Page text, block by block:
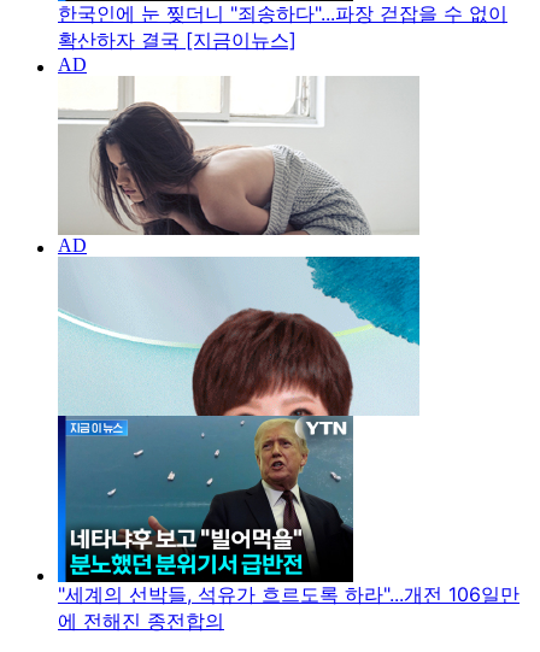
한국인에 눈 찢더니 "죄송하다"...파장 걷잡을 수 없이
확산하자 결국 [지금이뉴스]
"세계의 선박들, 석유가 흐르도록 하라"...개전 106일만
에 전해진 종전합의